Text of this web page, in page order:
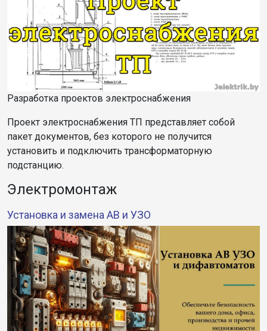
Разработка проектов электроснабжения
Проект электроснабжения ТП представляет собой
пакет документов, без которого не получится
установить и подключить трансформаторную
подстанцию.
Электромонтаж
Установка и замена АВ и УЗО